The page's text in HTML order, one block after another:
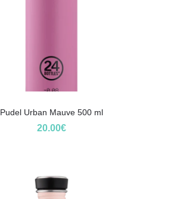
Pudel Urban Mauve 500 ml
20.00€